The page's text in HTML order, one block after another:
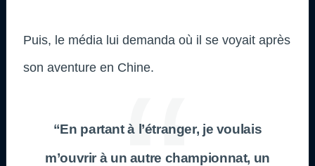
Puis, le média lui demanda où il se voyait après
son aventure en Chine.
“En partant à l’étranger, je voulais
m’ouvrir à un autre championnat, un